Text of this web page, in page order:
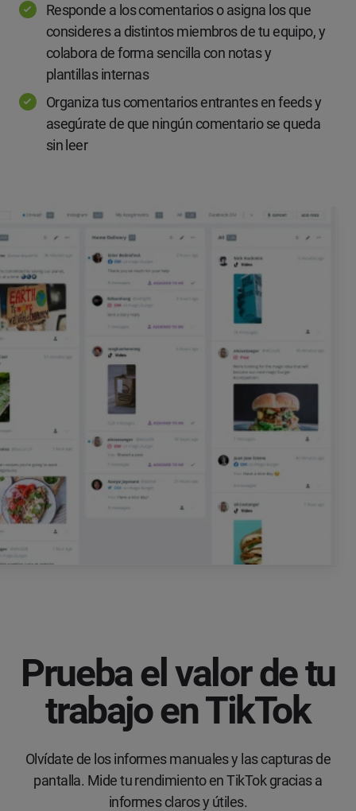
Responde a los comentarios o asigna los que
consideres a distintos miembros de tu equipo, y
colabora de forma sencilla con notas y
plantillas internas
Organiza tus comentarios entrantes en feeds y
asegúrate de que ningún comentario se queda
sin leer
Prueba el valor de tu
trabajo en TikTok
Olvídate de los informes manuales y las capturas de
pantalla. Mide tu rendimiento en TikTok gracias a
informes claros y útiles.